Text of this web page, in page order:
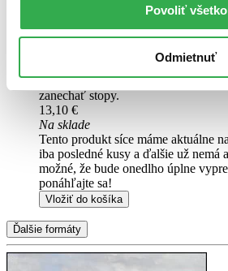
Povoliť všetko
Odmietnuť
mierne opotrebovaná
opotrebovaná.Na tejto knihe už
čítal, môže jej chýbať prebal, nie je
to akokoľvek znižovalo zážitok z jej
označili nálepkou, ktorá môže na
zanechať stopy.
13,10 €
Na sklade
Tento produkt síce máme aktuálne
iba posledné kusy a ďalšie už nemá
možné, že bude onedlho úplne
ponáhľajte sa!
Vložiť do košíka
Ďalšie formáty